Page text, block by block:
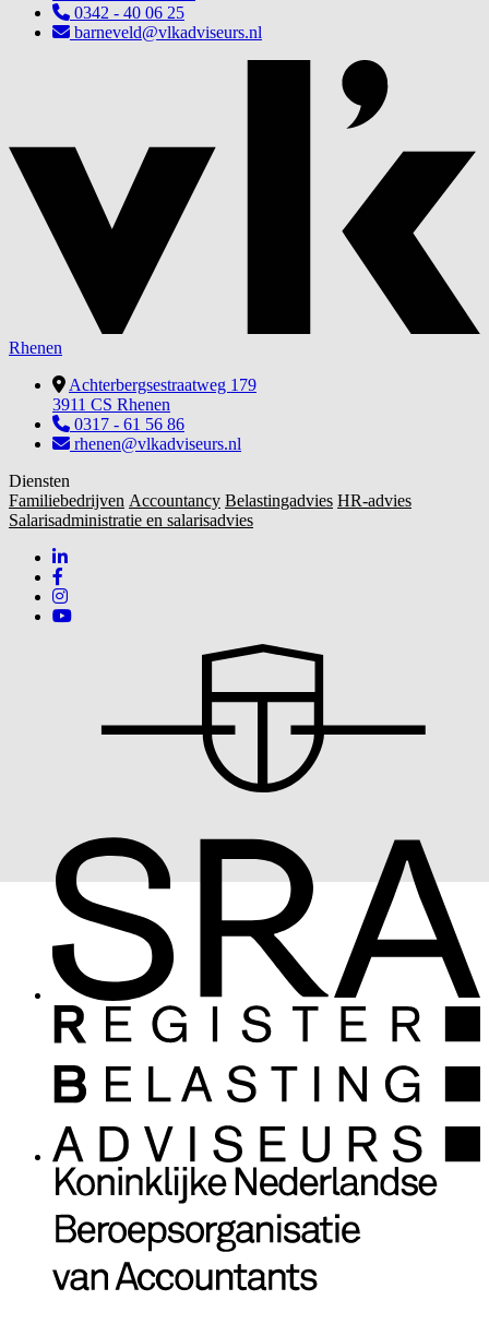
0342 - 40 06 25
barneveld@vlkadviseurs.nl
Rhenen
Achterbergsestraatweg 179
3911 CS Rhenen
0317 - 61 56 86
rhenen@vlkadviseurs.nl
Diensten
Familiebedrijven Accountancy Belastingadvies HR-advies
Salarisadministratie en salarisadvies